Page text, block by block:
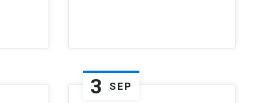
3 SEP